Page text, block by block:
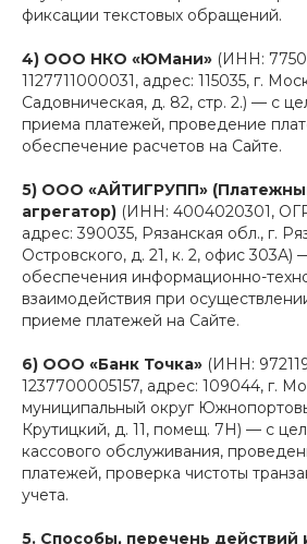
фиксации текстовых обращений.
4) ООО НКО «ЮМани» (ИНН:
1127711000031, адрес: 115035, г.
Садовническая, д. 82, стр. 2.) — с
приема платежей, проведение
обеспечение расчетов на Сайте.
5) ООО «АЙТИГРУПП»
агрегатор) (ИНН: 4004020301,
адрес: 390035, Рязанская обл., г.
Островского, д. 21, к. 2, офис 303А)
обеспечения информационно-
взаимодействия при
приеме платежей на Сайте.
6) ООО «Банк Точка» (ИНН:
1237700005157, адрес: 109044, г.
муниципальный округ
Крутицкий, д. 11, помещ. 7Н) — с
кассового обслуживания,
платежей, проверка чистоты
учета.
5. Способы, перечень действий